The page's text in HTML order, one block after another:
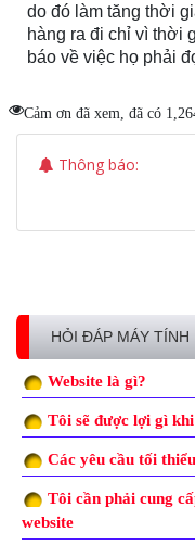
do đó làm tăng thời
hàng ra đi chỉ vì thời
báo về việc họ phải
Cảm ơn đã xem, đã có
Thông báo:
HỎI ĐÁP MÁY TÍNH
Website là gì?
Tôi sẽ được lợi gì
Các yêu cầu tối
Tôi cần phải cung
website